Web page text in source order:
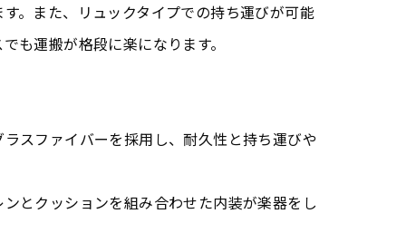
。また、リュックタイプでの持ち運びが可能
も運搬が格段に楽になります。
スファイバーを採用し、耐久性と持ち運びや
とクッションを組み合わせた内装が楽器をし